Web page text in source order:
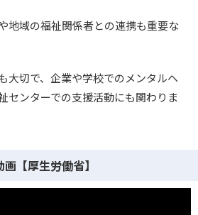
地域の福祉関係者との連携も重要な
大切で、企業や学校でのメンタルヘ
センターでの支援活動にも関わりま
【厚生労働省】